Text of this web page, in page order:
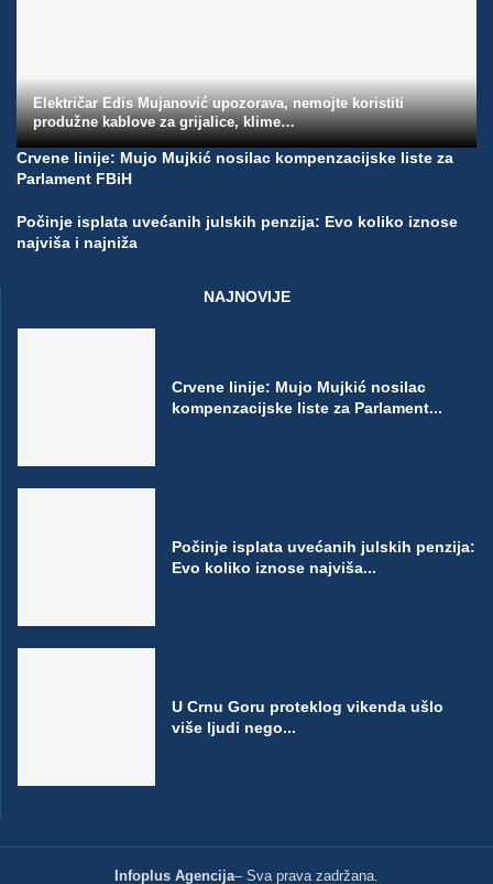
Električar Edis Mujanović upozorava, nemojte koristiti
produžne kablove za grijalice, klime…
Crvene linije: Mujo Mujkić nosilac kompenzacijske liste za
Parlament FBiH
Počinje isplata uvećanih julskih penzija: Evo koliko iznose
najviša i najniža
NAJNOVIJE
Crvene linije: Mujo Mujkić nosilac
kompenzacijske liste za Parlament...
Počinje isplata uvećanih julskih penzija:
Evo koliko iznose najviša...
U Crnu Goru proteklog vikenda ušlo
više ljudi nego...
Infoplus Agencija– Sva prava zadržana.